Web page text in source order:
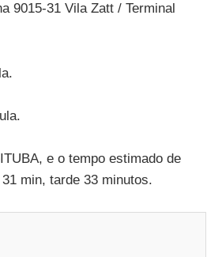
9015-31 Vila Zatt / Terminal
e o tempo estimado de
min, tarde 33 minutos.